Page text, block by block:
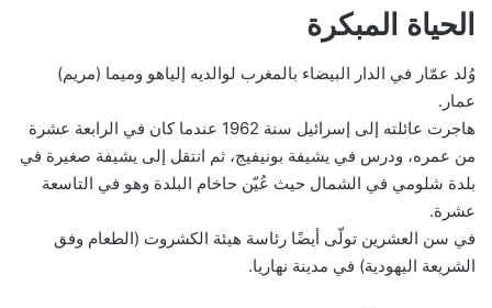
الحياة المبكرة
وُلد عمّار في الدار البيضاء بالمغرب لوالديه إلياهو وميما (مريم)
عمار.
هاجرت عائلته إلى إسرائيل سنة 1962 عندما كان في الرابعة عشرة
من عمره، ودرس في يشيفة بونيفيج، ثم انتقل إلى يشيفة صغيرة في
بلدة شلومي في الشمال حيث عُيّن حاخام البلدة وهو في التاسعة
عشرة.
في سن العشرين تولّى أيضًا رئاسة هيئة الكشروت (الطعام وفق
الشريعة اليهودية) في مدينة نهاريا.